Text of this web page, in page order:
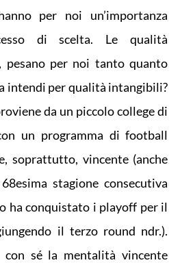
per noi un’importanza
di scelta. Le qualità
pesano per noi tanto quanto
intendi per qualità intangibili?
da un piccolo college di
un programma di football
soprattutto, vincente (anche
stagione consecutiva
ha conquistato i playoff per il
il terzo round ndr.).
con sé la mentalità vincente